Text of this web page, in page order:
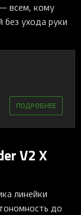
всем, кому
ухода руки
ПОДРОБНЕЕ
V2 X
линейки
до